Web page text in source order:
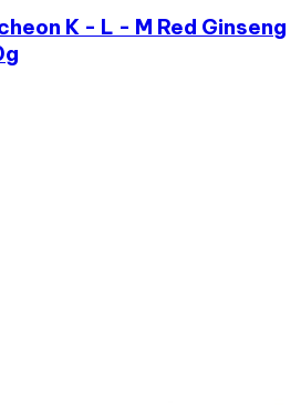
K - L - M Red Ginseng